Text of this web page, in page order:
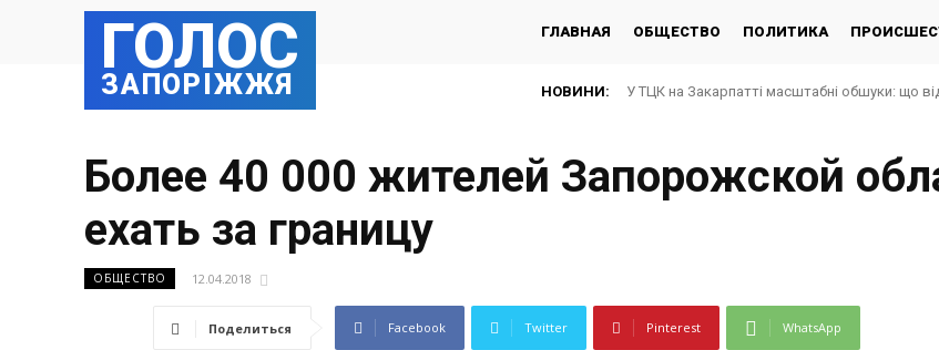
ГОЛОС
ЗАПОРІЖЖЯ
ГЛАВНАЯ ОБЩЕСТВО ПОЛИТИКА
НОВИНИ: У ТЦК на Закарпатті масштабні обшуки: що
Более 40 000 жителей Запорожской
ехать за границу
ОБЩЕСТВО 12.04.2018
Поделиться Facebook Twitter Pinterest WhatsApp